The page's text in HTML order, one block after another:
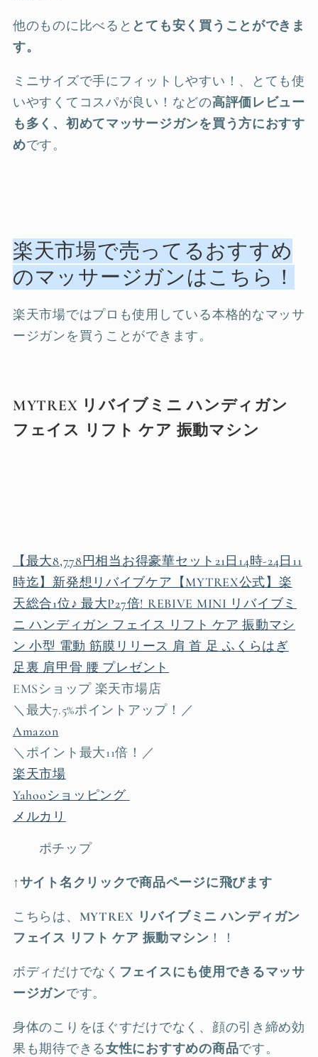
他のものに比べると とても安く買うことができま
す。
ミニサイズで手にフィットしやすい！、とても使
いやすくてコスパが良い！などの高評価レビュー
も多く、初めてマッサージガンを買う方におすす
めです。
楽天市場で売ってるおすすめ
のマッサージガンはこちら！
楽天市場ではプロも使用している本格的なマッサ
ージガンを買うことができます。
MYTREX リバイブミニ ハンディガン
フェイス リフト ケア 振動マシン
【最大8,778円相当お得豪華セット21日14時-24日11
時迄】新発想リバイブケア【MYTREX公式】楽
天総合1位♪ 最大P27倍! REBIVE MINI リバイブミ
ニ ハンディガン フェイス リフト ケア 振動マシ
ン 小型 電動 筋膜リリース 肩 首 足 ふくらはぎ
足裏 肩甲骨 腰 プレゼント
EMSショップ 楽天市場店
＼最大7.5%ポイントアップ！／
Amazon
＼ポイント最大11倍！／
楽天市場
Yahooショッピング
メルカリ
ポチップ
↑サイト名クリックで商品ページに飛びます
こちらは、 MYTREX リバイブミニ ハンディガン
フェイス リフト ケア 振動マシン ！！
ボディだけでなく フェイスにも使用できるマッサ
ージガンです。
身体のこりをほぐすだけでなく、顔の引き締め効
果も期待できる女性におすすめの商品です。